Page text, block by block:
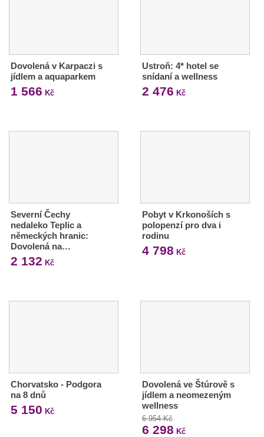
Dovolená v Karpaczi s
jídlem a aquaparkem
1 566 Kč
Ustroň: 4* hotel se
snídaní a wellness
2 476 Kč
Severní Čechy
nedaleko Teplic a
německých hranic:
Dovolená na…
2 132 Kč
Pobyt v Krkonoších s
polopenzí pro dva i
rodinu
4 798 Kč
Chorvatsko - Podgora
na 8 dnů
5 150 Kč
Dovolená ve Štúrově s
jídlem a neomezeným
wellness
6 954 Kč
6 298 Kč